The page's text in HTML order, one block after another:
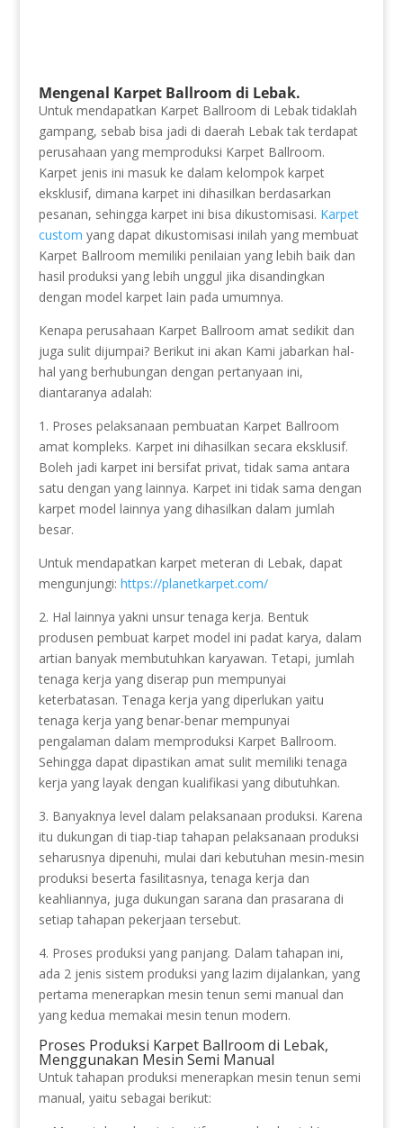
Mengenal Karpet Ballroom di Lebak.
Untuk mendapatkan Karpet Ballroom di Lebak tidaklah
gampang, sebab bisa jadi di daerah Lebak tak terdapat
perusahaan yang memproduksi Karpet Ballroom.
Karpet jenis ini masuk ke dalam kelompok karpet
eksklusif, dimana karpet ini dihasilkan berdasarkan
pesanan, sehingga karpet ini bisa dikustomisasi. Karpet
custom yang dapat dikustomisasi inilah yang membuat
Karpet Ballroom memiliki penilaian yang lebih baik dan
hasil produksi yang lebih unggul jika disandingkan
dengan model karpet lain pada umumnya.
Kenapa perusahaan Karpet Ballroom amat sedikit dan
juga sulit dijumpai? Berikut ini akan Kami jabarkan hal-
hal yang berhubungan dengan pertanyaan ini,
diantaranya adalah:
1. Proses pelaksanaan pembuatan Karpet Ballroom
amat kompleks. Karpet ini dihasilkan secara eksklusif.
Boleh jadi karpet ini bersifat privat, tidak sama antara
satu dengan yang lainnya. Karpet ini tidak sama dengan
karpet model lainnya yang dihasilkan dalam jumlah
besar.
Untuk mendapatkan karpet meteran di Lebak, dapat
mengunjungi: https://planetkarpet.com/
2. Hal lainnya yakni unsur tenaga kerja. Bentuk
produsen pembuat karpet model ini padat karya, dalam
artian banyak membutuhkan karyawan. Tetapi, jumlah
tenaga kerja yang diserap pun mempunyai
keterbatasan. Tenaga kerja yang diperlukan yaitu
tenaga kerja yang benar-benar mempunyai
pengalaman dalam memproduksi Karpet Ballroom.
Sehingga dapat dipastikan amat sulit memiliki tenaga
kerja yang layak dengan kualifikasi yang dibutuhkan.
3. Banyaknya level dalam pelaksanaan produksi. Karena
itu dukungan di tiap-tiap tahapan pelaksanaan produksi
seharusnya dipenuhi, mulai dari kebutuhan mesin-mesin
produksi beserta fasilitasnya, tenaga kerja dan
keahliannya, juga dukungan sarana dan prasarana di
setiap tahapan pekerjaan tersebut.
4. Proses produksi yang panjang. Dalam tahapan ini,
ada 2 jenis sistem produksi yang lazim dijalankan, yang
pertama menerapkan mesin tenun semi manual dan
yang kedua memakai mesin tenun modern.
Proses Produksi Karpet Ballroom di Lebak,
Menggunakan Mesin Semi Manual
Untuk tahapan produksi menerapkan mesin tenun semi
manual, yaitu sebagai berikut: